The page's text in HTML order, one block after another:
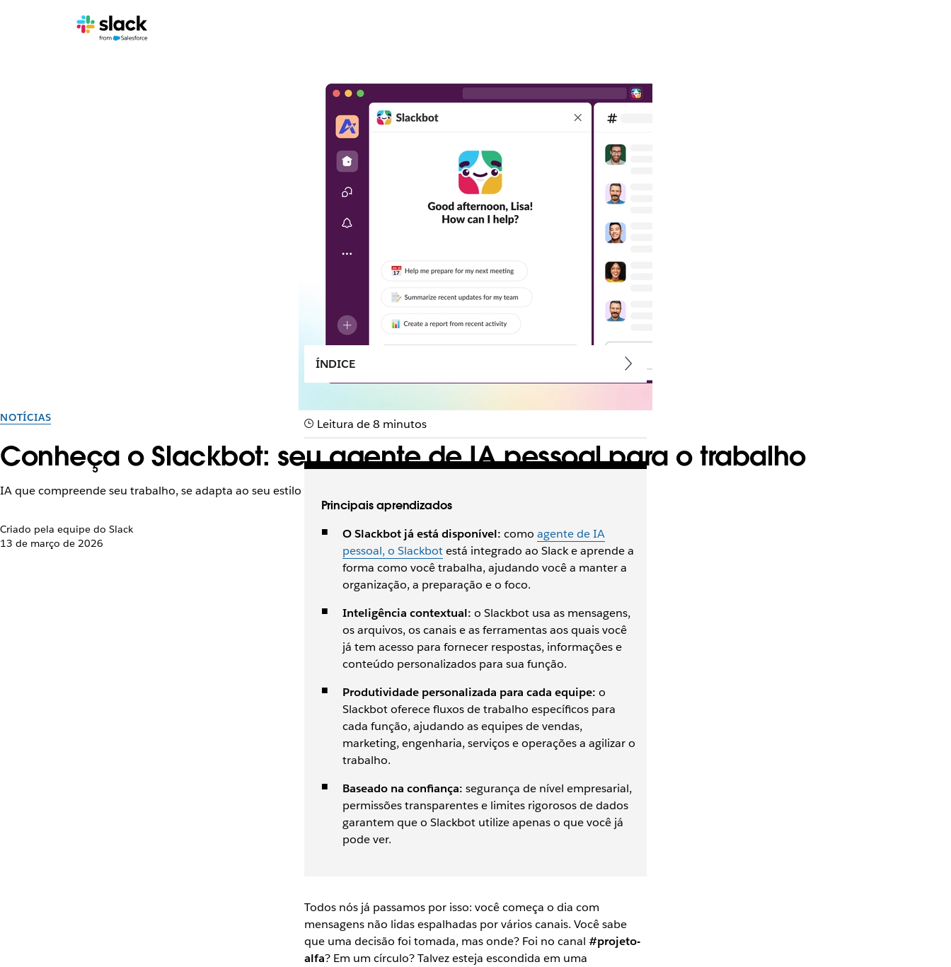
NOTÍCIAS
Conheça o Slackbot: seu agente de IA pessoal para o trabalho
IA que compreende seu trabalho, se adapta ao seu estilo e aumenta a produtividade dos funcionários.
Criado pela equipe do Slack
13 de março de 2026
ÍNDICE
Leitura de 8 minutos
Principais aprendizados
O Slackbot já está disponível: como agente de IA
pessoal, o Slackbotestá integrado ao Slack e aprende a
forma como você trabalha, ajudando você a manter a
organização, a preparação e o foco.
Inteligência contextual: o Slackbot usa as mensagens,
os arquivos, os canais e as ferramentas aos quais você
já tem acesso para fornecer respostas, informações e
conteúdo personalizados para sua função.
Produtividade personalizada para cada equipe: o
Slackbot oferece fluxos de trabalho específicos para
cada função, ajudando as equipes de vendas,
marketing, engenharia, serviços e operações a agilizar o
trabalho.
Baseado na confiança: segurança de nível empresarial,
permissões transparentes e limites rigorosos de dados
garantem que o Slackbot utilize apenas o que você já
pode ver.
Todos nós já passamos por isso: você começa o dia com
mensagens não lidas espalhadas por vários canais. Você sabe
que uma decisão foi tomada, mas onde? Foi no canal #projeto-
alfa? Em um círculo? Talvez esteja escondida em uma